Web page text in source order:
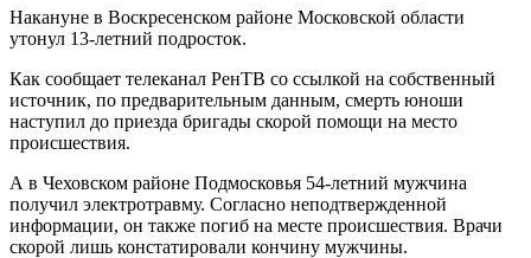
Накануне в Воскресенском районе Московской области
утонул 13-летний подросток.
Как сообщает телеканал РенТВ со ссылкой на собственный
источник, по предварительным данным, смерть юноши
наступил до приезда бригады скорой помощи на место
происшествия.
А в Чеховском районе Подмосковья 54-летний мужчина
получил электротравму. Согласно неподтвержденной
информации, он также погиб на месте происшествия. Врачи
скорой лишь констатировали кончину мужчины.